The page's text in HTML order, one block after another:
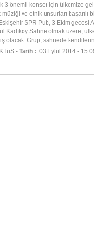
3 önemli konser için ülkemize
müziği ve etnik unsurları
SPR Pub, 3 Ekim gecesi
Kadıköy Sahne olmak üzere,
olacak. Grup, sahnede
-Tarih : 03 Eylül 2014 -